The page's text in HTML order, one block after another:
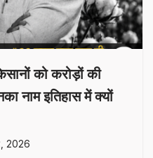
को करोड़ों की
नाम इतिहास में क्यों
2026